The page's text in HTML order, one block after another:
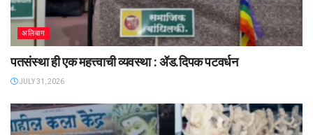
अलिबाग
पतसंस्था ही एक महत्त्वाची व्यवस्था : ॲड.दिपक पटवर्धन
JULY 31, 2026